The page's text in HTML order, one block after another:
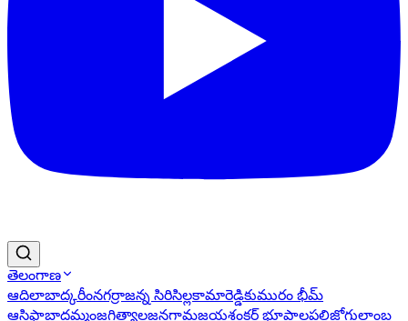
తెలంగాణ
ఆదిలాబాద్కరీంనగర్రాజన్న సిరిసిల్లకామారెడ్డికుమురం భీమ్
ఆసిఫాబాద్ఖమ్మంజగిత్యాలజనగామజయశంకర్ భూపాలపల్లిజోగులాంబ